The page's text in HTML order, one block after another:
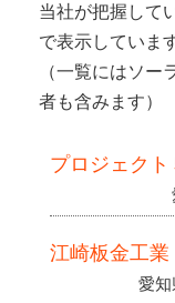
当社が把握して
で表示していま
（一覧にはソー
者も含みます）
プロジェクト
江崎板金工業
愛知